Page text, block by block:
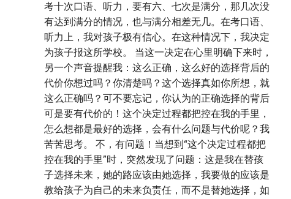
考十次口语、听力，要有六、七次是满分，那几次没
有达到满分的情况，也与满分相差无几。在考口语、
听力上，我对孩子极有信心。在这种情况下，我决定
为孩子报这所学校。 当这一决定在心里明确下来时，
另一个声音提醒我：这么正确，这么好的选择背后的
代价你想过吗？你清楚吗？这个选择真如你所想，就
这么正确吗？可不要忘记，你认为的正确选择的背后
可是要有代价的！这个决定过程都把控在我的手里，
怎么想都是最好的选择，会有什么问题与代价呢？我
苦苦思考。 不，有问题！当想到“这个决定过程都把
控在我的手里”时，突然发现了问题：这是我在替孩
子选择未来，她的路应该由她选择，我要做的应该是
教给孩子为自己的未来负责任，而不是替她选择，如